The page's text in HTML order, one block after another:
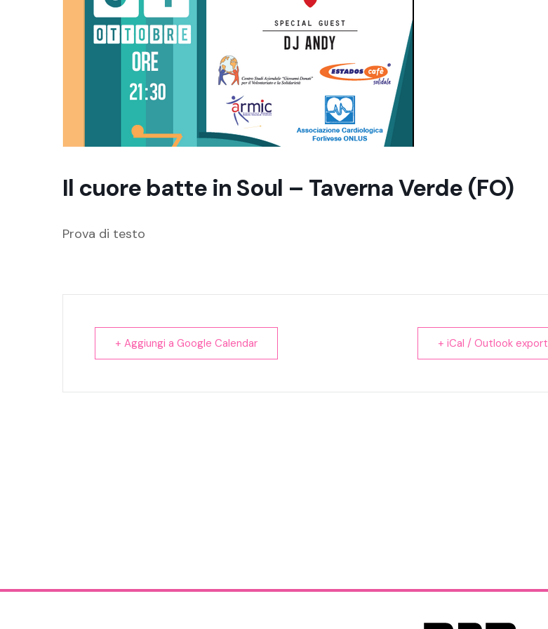
Il cuore batte in Soul – Taverna Verde (FO)
Prova di testo
+ Aggiungi a Google Calendar + iCal / Outlook export